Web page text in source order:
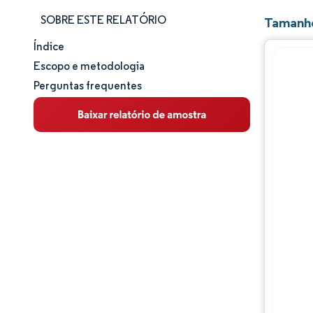
SOBRE ESTE RELATÓRIO
Tamanho e participação de mercado
Análise de mercado
Tendências e insights
Índice
Escopo e metodologia
Perguntas frequentes